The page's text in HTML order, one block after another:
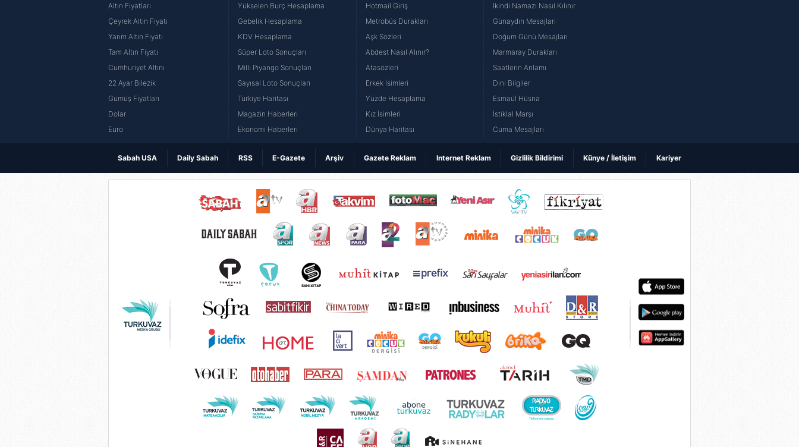
Altın Fiyatları
Çeyrek Altın Fiyatı
Yarım Altın Fiyatı
Tam Altın Fiyatı
Cumhuriyet Altını
22 Ayar Bilezik
Gümüş Fiyatları
Dolar
Euro
Yükselen Burç Hesaplama
Gebelik Hesaplama
KDV Hesaplama
Süper Loto Sonuçları
Milli Piyango Sonuçları
Sayısal Loto Sonuçları
Türkiye Haritası
Magazin Haberleri
Ekonomi Haberleri
Hotmail Giriş
Metrobüs Durakları
Aşk Sözleri
Abdest Nasıl Alınır?
Atasözleri
Erkek İsimleri
Yüzde Hesaplama
Kız İsimleri
Dünya Haritası
İkindi Namazı Nasıl Kılınır
Günaydın Mesajları
Doğum Günü Mesajları
Marmaray Durakları
Saatlerin Anlamı
Dini Bilgiler
Esmaül Hüsna
İstiklal Marşı
Cuma Mesajları
Sabah USA Daily Sabah RSS E-Gazete Arşiv Gazete Reklam Internet Reklam Gizlilik Bildirimi Künye / İletişim Kariyer